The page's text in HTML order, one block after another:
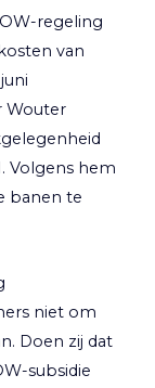
regeling
van
Wouter
Volgens hem
banen te
niet om
Doen zij dat
subsidie